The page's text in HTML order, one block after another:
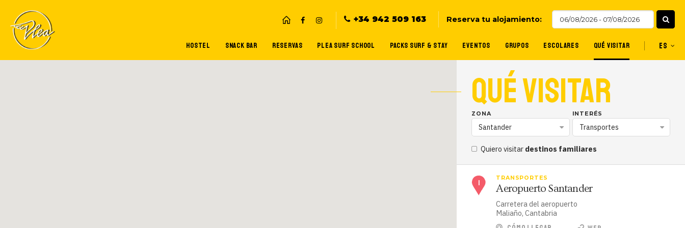
+34 942 509 163 Reserva tu alojamiento:
HOSTEL SNACK BAR RESERVAS PLEA SURF SCHOOL PACKS SURF & STAY EVENTOS GRUPOS ESCOLARES QUÉ VISITAR ES
QUÉ VISITAR
ZONA
Santander
INTERÉS
Transportes
Quiero visitar destinos familiares
TRANSPORTES
Aeropuerto Santander
Carretera del aeropuerto
Maliaño, Cantabria